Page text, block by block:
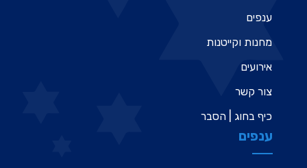
ענפים
מחנות וקייטנות
אירועים
צור קשר
כיף בחוג | הסבר
ענפים